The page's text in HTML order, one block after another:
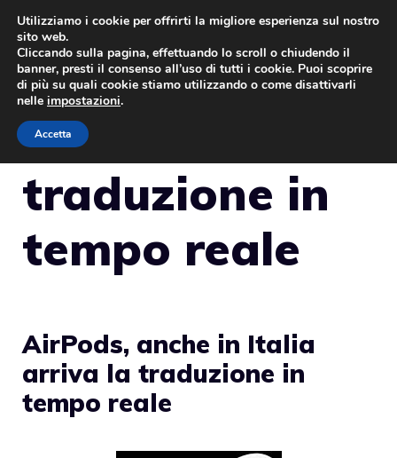
Vai
contenuto
traduzione in
tempo reale
AirPods, anche in Italia
arriva la traduzione in
tempo reale
Utilizziamo i cookie per offrirti la migliore esperienza sul nostro
sito web.
Cliccando sulla pagina, effettuando lo scroll o chiudendo il
banner, presti il consenso all’uso di tutti i cookie. Puoi scoprire
di più su quali cookie stiamo utilizzando o come disattivarli
nelle impostazioni.
Accetta